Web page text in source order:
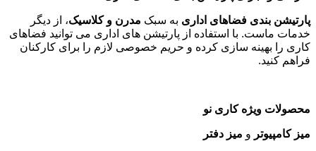
پارتیشن بندی فضاهای اداری به سبک مدرن و کلاسیک، از دیگر
خدمات ماست. با استفاده از پارتیشن های اداری می توانید فضاهای
کاری را بهینه سازی کرده و حریم خصوصی لازم را برای کارکنان
فراهم کنید.
محصولات ویژه کاری نو
میز کامپیوتر و میز دفتر